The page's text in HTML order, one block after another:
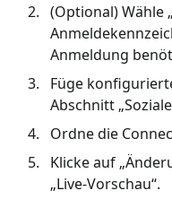
(Optional) Wähle
Anmeldung
Füge
Abschnitt
Ordne die
Klicke auf
„Live-Vorschau“.